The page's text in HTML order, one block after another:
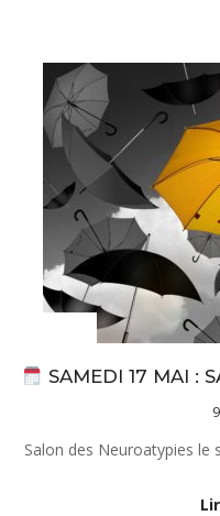
SAMEDI 17 MAI :
Salon des Neuroatypies le